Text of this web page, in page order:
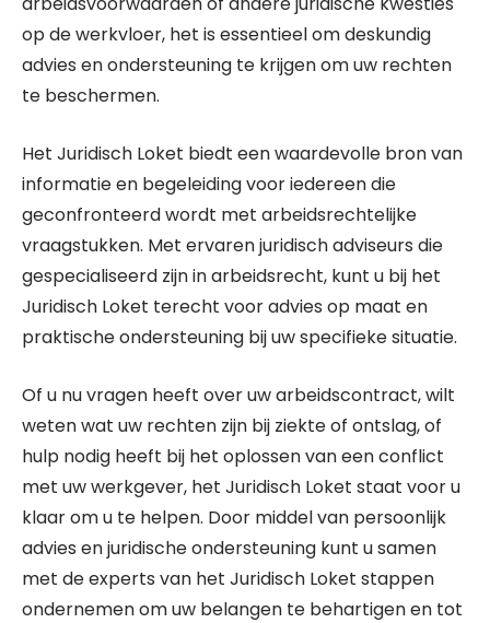
op de werkvloer, het is essentieel om deskundig
advies en ondersteuning te krijgen om uw rechten
te beschermen.
Het Juridisch Loket biedt een waardevolle bron van
informatie en begeleiding voor iedereen die
geconfronteerd wordt met arbeidsrechtelijke
vraagstukken. Met ervaren juridisch adviseurs die
gespecialiseerd zijn in arbeidsrecht, kunt u bij het
Juridisch Loket terecht voor advies op maat en
praktische ondersteuning bij uw specifieke situatie.
Of u nu vragen heeft over uw arbeidscontract, wilt
weten wat uw rechten zijn bij ziekte of ontslag, of
hulp nodig heeft bij het oplossen van een conflict
met uw werkgever, het Juridisch Loket staat voor u
klaar om u te helpen. Door middel van persoonlijk
advies en juridische ondersteuning kunt u samen
met de experts van het Juridisch Loket stappen
ondernemen om uw belangen te behartigen en tot